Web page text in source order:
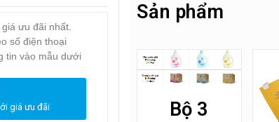
ưu đãi nhất.
số điện thoại
tin vào mẫu dưới
giá ưu đãi
Sản phẩm
Bộ 3